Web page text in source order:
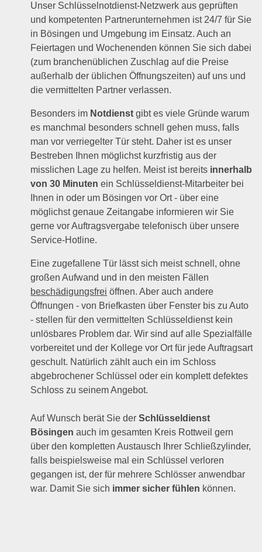
Unser Schlüsselnotdienst-Netzwerk aus geprüften
und kompetenten Partnerunternehmen ist 24/7 für Sie
in Bösingen und Umgebung im Einsatz. Auch an
Feiertagen und Wochenenden können Sie sich dabei
(zum branchenüblichen Zuschlag auf die Preise
außerhalb der üblichen Öffnungszeiten) auf uns und
die vermittelten Partner verlassen.
Besonders im Notdienst gibt es viele Gründe warum
es manchmal besonders schnell gehen muss, falls
man vor verriegelter Tür steht. Daher ist es unser
Bestreben Ihnen möglichst kurzfristig aus der
misslichen Lage zu helfen. Meist ist bereits innerhalb
von 30 Minuten ein Schlüsseldienst-Mitarbeiter bei
Ihnen in oder um Bösingen vor Ort - über eine
möglichst genaue Zeitangabe informieren wir Sie
gerne vor Auftragsvergabe telefonisch über unsere
Service-Hotline.
Eine zugefallene Tür lässt sich meist schnell, ohne
großen Aufwand und in den meisten Fällen
beschädigungsfrei öffnen. Aber auch andere
Öffnungen - von Briefkasten über Fenster bis zu Auto
- stellen für den vermittelten Schlüsseldienst kein
unlösbares Problem dar. Wir sind auf alle Spezialfälle
vorbereitet und der Kollege vor Ort für jede Auftragsart
geschult. Natürlich zählt auch ein im Schloss
abgebrochener Schlüssel oder ein komplett defektes
Schloss zu seinem Angebot.
Auf Wunsch berät Sie derSchlüsseldienst
Bösingen auch im gesamten Kreis Rottweil gern
über den kompletten Austausch Ihrer Schließzylinder,
falls beispielsweise mal ein Schlüssel verloren
gegangen ist, der für mehrere Schlösser anwendbar
war. Damit Sie sich immer sicher fühlen können.